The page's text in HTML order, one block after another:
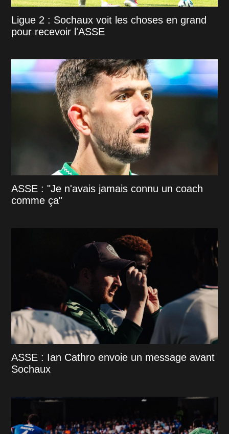
Ligue 2 : Sochaux voit les choses en grand
pour recevoir l'ASSE
ASSE : "Je n'avais jamais connu un coach
comme ça"
ASSE : Ian Cathro envoie un message avant
Sochaux